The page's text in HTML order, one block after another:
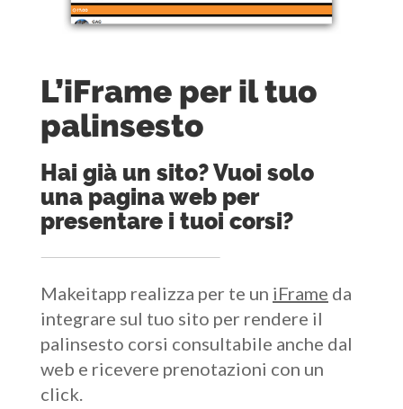
L’iFrame per il tuo
palinsesto
Hai già un sito? Vuoi solo
una pagina web per
presentare i tuoi corsi?
Makeitapp realizza per te un iFrame da
integrare sul tuo sito per rendere il
palinsesto corsi consultabile anche dal
web e ricevere prenotazioni con un
click.